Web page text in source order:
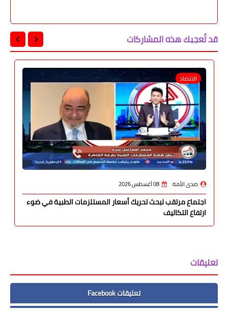
قد تُعجبك هذه المشاركات
اقتصاد
صدى الأمة 08 أغسطس 2026
اجتماع مرتقب لبحث تحريك أسعار المستلزمات الطبية في ضوء
ارتفاع التكاليف
تعليقات
تعليقات Facebook